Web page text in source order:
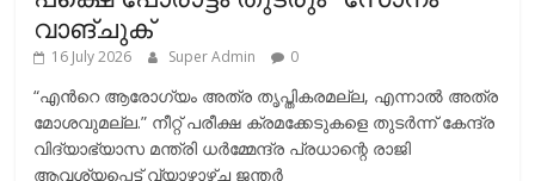
വാങ്ചുക്
16 July 2026 Super Admin 0
“എന്‍റെ ആരോഗ്യം അത്ര തൃപ്തികരമല്ല, എന്നാൽ അത്ര
മോശവുമല്ല.” നീറ്റ് പരീക്ഷ ക്രമക്കേടുകളെ തുടർന്ന് കേന്ദ്ര
വിദ്യാഭ്യാസ മന്ത്രി ധർമ്മേന്ദ്ര പ്രധാന്റെ രാജി
ആവശ്യപ്പെട്ട് വ്യാഴാഴ്ച ജന്തർ